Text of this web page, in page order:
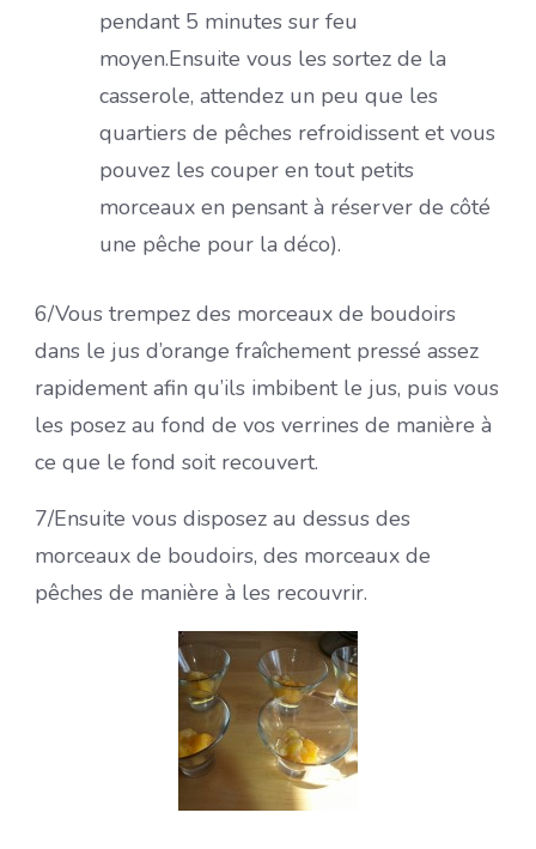
pendant 5 minutes sur feu
moyen.Ensuite vous les sortez de la
casserole, attendez un peu que les
quartiers de pêches refroidissent et vous
pouvez les couper en tout petits
morceaux en pensant à réserver de côté
une pêche pour la déco).
6/Vous trempez des morceaux de boudoirs
dans le jus d’orange fraîchement pressé assez
rapidement afin qu’ils imbibent le jus, puis vous
les posez au fond de vos verrines de manière à
ce que le fond soit recouvert.
7/Ensuite vous disposez au dessus des
morceaux de boudoirs, des morceaux de
pêches de manière à les recouvrir.